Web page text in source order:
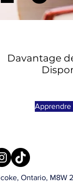
Davantage
Apprendre
Ontario, M8W